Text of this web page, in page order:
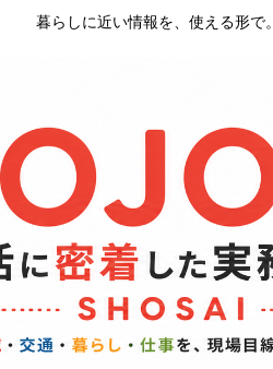
暮らしに近い情報を、使える形で。